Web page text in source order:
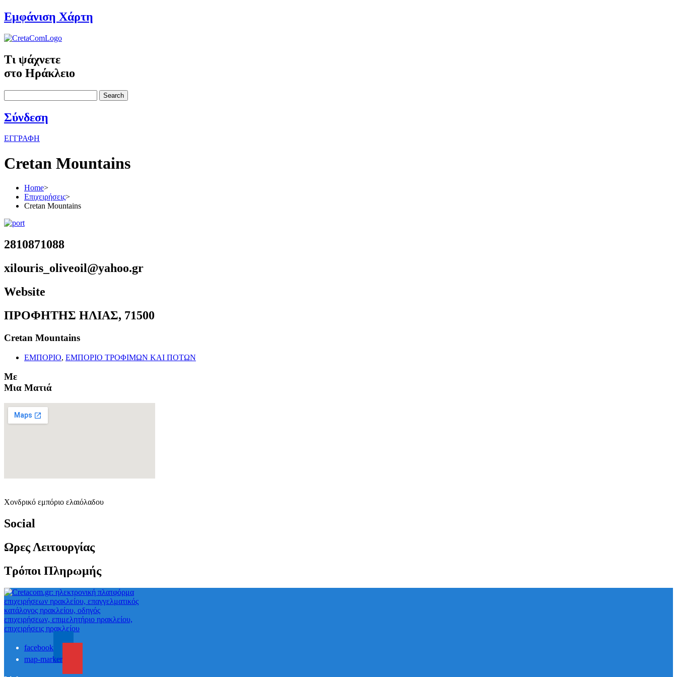
Εμφάνιση Χάρτη
Τι ψάχνετε
στο Ηράκλειο
Search
Σύνδεση
ΕΓΓΡΑΦΗ
Cretan Mountains
Home>
Επιχειρήσεις>
Cretan Mountains
2810871088
xilouris_oliveoil@yahoo.gr
Website
ΠΡΟΦΗΤΗΣ ΗΛΙΑΣ, 71500
Cretan Mountains
ΕΜΠΟΡΙΟ, ΕΜΠΟΡΙΟ ΤΡΟΦΙΜΩΝ ΚΑΙ ΠΟΤΩΝ
Με
Μια Ματιά
Χονδρικό εμπόριο ελαιόλαδου
Social
Ωρες Λειτουργίας
Τρόποι Πληρωμής
facebook
map-marker